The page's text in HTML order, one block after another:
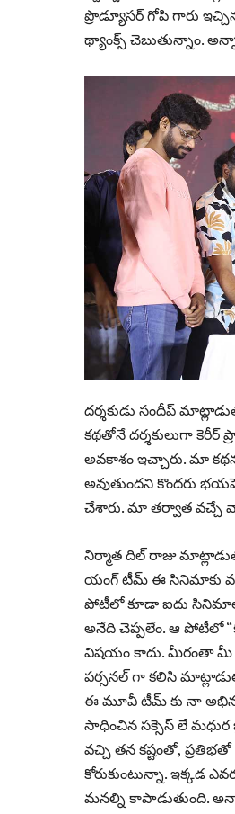
ప్రొడ్యూసర్ గోపి గారు
థ్యాంక్స్ చెబుతున్నాం.
దర్శకుడు సందీప్
కథతోనే దర్శకులుగా
అవకాశం ఇచ్చారు. మా
అవుతుందని కొందరు
చేశారు. మా తర్వాత వచ్చే
నిర్మాత దిల్ రాజు
యంగ్ టీమ్ ఈ సినిమాకు
పోటీలో కూడా ఐదు
అనేది చెప్పలేం. ఆ పోటీలో
విషయం కాదు. మీరంతా మీ
పర్సనల్ గా కలిసి
ఈ మూవీ టీమ్ కు నా
సాధించిన సక్సెస్ లే మధుర
వచ్చి తన కష్టంతో,
కోరుకుంటున్నా. ఇక్కడ
మనల్ని కాపాడుతుంది.